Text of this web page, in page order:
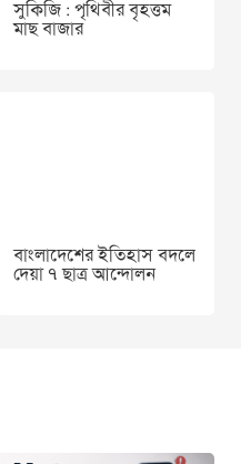
সুকিজি : পৃথিবীর বৃহত্তম
মাছ বাজার
বাংলাদেশের ইতিহাস বদলে
দেয়া ৭ ছাত্র আন্দোলন